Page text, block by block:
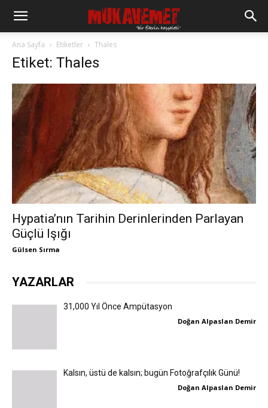
Ana Sayfa Etiketler Thales
Etiket: Thales
Hypatia’nın Tarihin Derinlerinden Parlayan
Güçlü Işığı
Gülsen Sırma
YAZARLAR
31,000 Yıl Önce Ampütasyon
Doğan Alpaslan Demir
Kalsın, üstü de kalsın; bugün Fotoğrafçılık Günü!
Doğan Alpaslan Demir